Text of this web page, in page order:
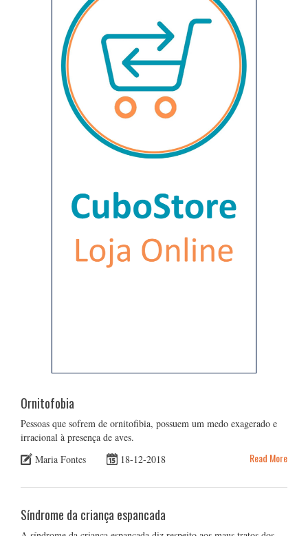
Ornitofobia
Pessoas que sofrem de ornitofibia, possuem um medo exagerado e
irracional à presença de aves.
Maria Fontes
18-12-2018 Read More
Síndrome da criança espancada